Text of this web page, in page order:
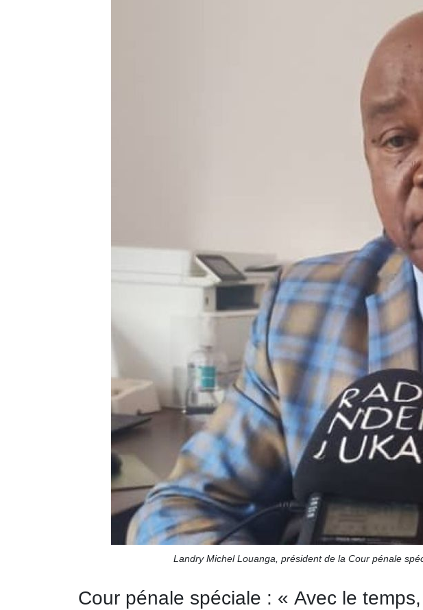
Landry Michel Louanga, président de la Cour pénale
Cour pénale spéciale : « Avec le